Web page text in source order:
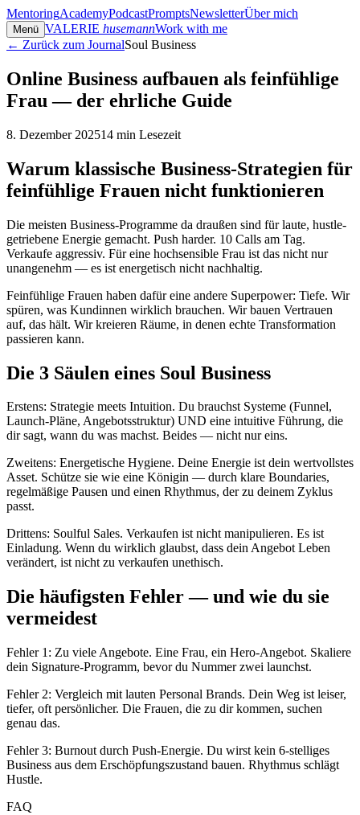
MentoringAcademyPodcastPromptsNewsletterÜber mich
Menü VALERIE husemannWork with me
← Zurück zum JournalSoul Business
Online Business aufbauen als feinfühlige
Frau — der ehrliche Guide
8. Dezember 202514 min Lesezeit
Warum klassische Business-Strategien für
feinfühlige Frauen nicht funktionieren
Die meisten Business-Programme da draußen sind für laute, hustle-
getriebene Energie gemacht. Push harder. 10 Calls am Tag.
Verkaufe aggressiv. Für eine hochsensible Frau ist das nicht nur
unangenehm — es ist energetisch nicht nachhaltig.
Feinfühlige Frauen haben dafür eine andere Superpower: Tiefe. Wir
spüren, was Kundinnen wirklich brauchen. Wir bauen Vertrauen
auf, das hält. Wir kreieren Räume, in denen echte Transformation
passieren kann.
Die 3 Säulen eines Soul Business
Erstens: Strategie meets Intuition. Du brauchst Systeme (Funnel,
Launch-Pläne, Angebotsstruktur) UND eine intuitive Führung, die
dir sagt, wann du was machst. Beides — nicht nur eins.
Zweitens: Energetische Hygiene. Deine Energie ist dein wertvollstes
Asset. Schütze sie wie eine Königin — durch klare Boundaries,
regelmäßige Pausen und einen Rhythmus, der zu deinem Zyklus
passt.
Drittens: Soulful Sales. Verkaufen ist nicht manipulieren. Es ist
Einladung. Wenn du wirklich glaubst, dass dein Angebot Leben
verändert, ist nicht zu verkaufen unethisch.
Die häufigsten Fehler — und wie du sie
vermeidest
Fehler 1: Zu viele Angebote. Eine Frau, ein Hero-Angebot. Skaliere
dein Signature-Programm, bevor du Nummer zwei launchst.
Fehler 2: Vergleich mit lauten Personal Brands. Dein Weg ist leiser,
tiefer, oft persönlicher. Die Frauen, die zu dir kommen, suchen
genau das.
Fehler 3: Burnout durch Push-Energie. Du wirst kein 6-stelliges
Business aus dem Erschöpfungszustand bauen. Rhythmus schlägt
Hustle.
FAQ